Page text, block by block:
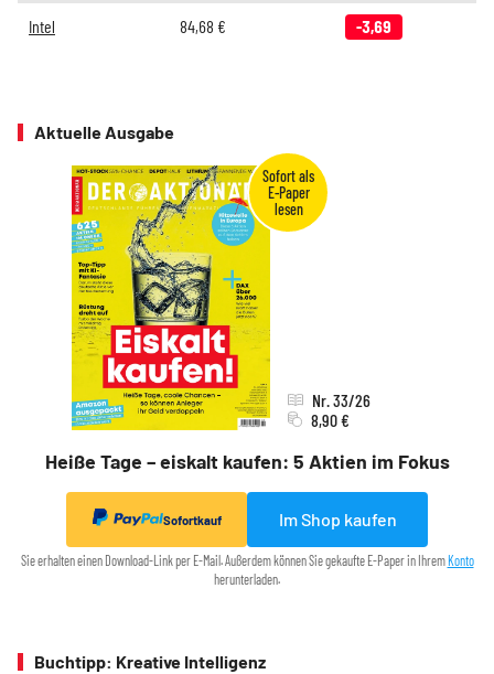
Intel 84,68 € -3,69
Aktuelle Ausgabe
Heiße Tage – eiskalt kaufen: 5 Aktien im Fokus
Nr. 33/26
8,90 €
Sofortkauf Im Shop kaufen
Sie erhalten einen Download-Link per E-Mail. Außerdem können Sie gekaufte E-Paper in Ihrem Konto
herunterladen.
Buchtipp: Kreative Intelligenz